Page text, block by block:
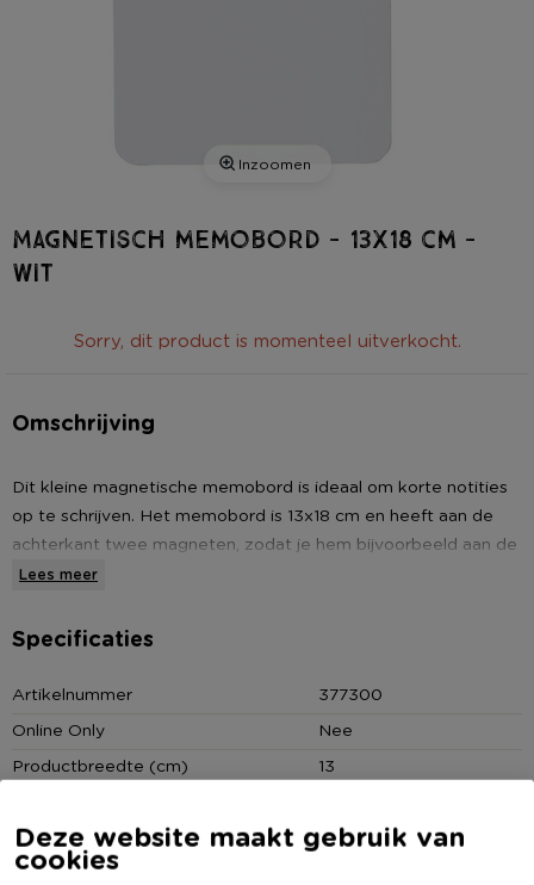
Deze website maakt gebruik van
cookies
Inzoomen
Magnetisch memobord - 13x18 cm -
wit
Sorry, dit product is momenteel uitverkocht.
Omschrijving
Dit kleine magnetische memobord is ideaal om korte notities
op te schrijven. Het memobord is 13x18 cm en heeft aan de
achterkant twee magneten, zodat je hem bijvoorbeeld aan de
koelkast kunt hangen. Erg handig om er jouw boodschappen
belangrijke briefjes op te hangen en een stift met wisser om
op het bord te tekenen.
* Magnetisch memobord
* Afmeting: 13x18 cm
Lees meer
Specificaties
Artikelnummer
377300
Online Only
Nee
Productbreedte (cm)
13
Productlengte (cm)
18